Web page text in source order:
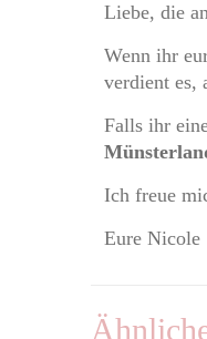
Liebe, die
Wenn ihr
verdient es,
Falls ihr
Ich freue
Eure Nicole